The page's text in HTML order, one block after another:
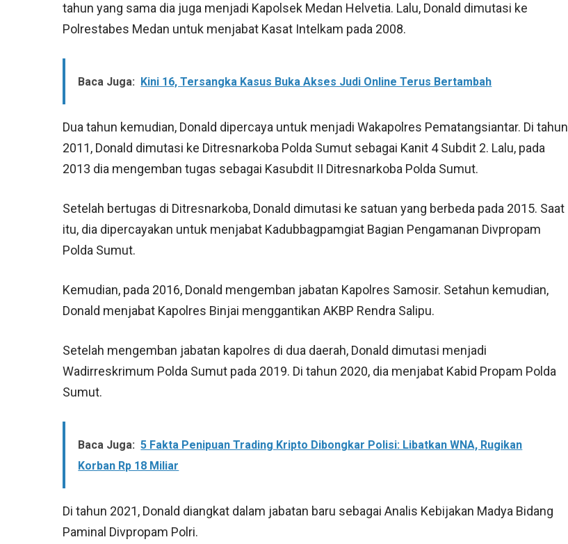
tahun yang sama dia juga menjadi Kapolsek Medan Helvetia. Lalu, Donald dimutasi ke
Polrestabes Medan untuk menjabat Kasat Intelkam pada 2008.
Baca Juga: Kini 16, Tersangka Kasus Buka Akses Judi Online Terus Bertambah
Dua tahun kemudian, Donald dipercaya untuk menjadi Wakapolres Pematangsiantar. Di tahun
2011, Donald dimutasi ke Ditresnarkoba Polda Sumut sebagai Kanit 4 Subdit 2. Lalu, pada
2013 dia mengemban tugas sebagai Kasubdit II Ditresnarkoba Polda Sumut.
Setelah bertugas di Ditresnarkoba, Donald dimutasi ke satuan yang berbeda pada 2015. Saat
itu, dia dipercayakan untuk menjabat Kadubbagpamgiat Bagian Pengamanan Divpropam
Polda Sumut.
Kemudian, pada 2016, Donald mengemban jabatan Kapolres Samosir. Setahun kemudian,
Donald menjabat Kapolres Binjai menggantikan AKBP Rendra Salipu.
Setelah mengemban jabatan kapolres di dua daerah, Donald dimutasi menjadi
Wadirreskrimum Polda Sumut pada 2019. Di tahun 2020, dia menjabat Kabid Propam Polda
Sumut.
Baca Juga: 5 Fakta Penipuan Trading Kripto Dibongkar Polisi: Libatkan WNA, Rugikan
Korban Rp 18 Miliar
Di tahun 2021, Donald diangkat dalam jabatan baru sebagai Analis Kebijakan Madya Bidang
Paminal Divpropam Polri.